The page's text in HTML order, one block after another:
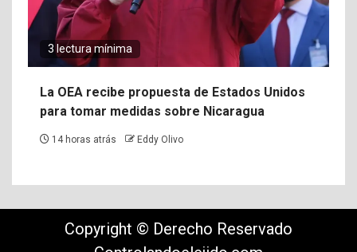
3 lectura mínima
La OEA recibe propuesta de Estados Unidos
para tomar medidas sobre Nicaragua
14 horas atrás Eddy Olivo
Copyright © Derecho Reservado